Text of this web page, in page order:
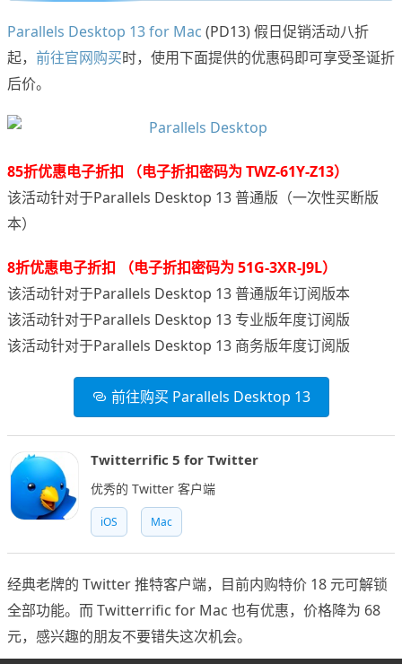
Parallels Desktop 13 for Mac (PD13) 假日促销活动八折
起， 前往官网购买时，使用下面提供的优惠码即可享受圣诞折
后价。
85折优惠电子折扣 （电子折扣密码为 TWZ-61Y-Z13）
该活动针对于Parallels Desktop 13 普通版（一次性买断版
本）
8折优惠电子折扣 （电子折扣密码为 51G-3XR-J9L）
该活动针对于Parallels Desktop 13 普通版年订阅版本
该活动针对于Parallels Desktop 13 专业版年度订阅版
该活动针对于Parallels Desktop 13 商务版年度订阅版
前往购买 Parallels Desktop 13
Twitterrific 5 for Twitter
优秀的 Twitter 客户端
iOS Mac
经典老牌的 Twitter 推特客户端，目前内购特价 18 元可解锁
全部功能。而 Twitterrific for Mac 也有优惠，价格降为 68
元，感兴趣的朋友不要错失这次机会。